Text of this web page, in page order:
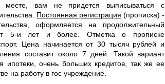
вам не придется выписываться с
Постоянная регистрация (прописка) -
оформляется на продолжительный
5-и лет и более. Отметка о прописке
Цена начинается от 30 тысяч рублей и
составит около 7 дней. Такой вариант
ипотеки, очень больших кредитов, так же ее
на работу в гос учреждение.